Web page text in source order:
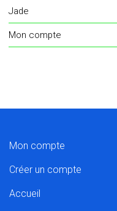
Jade
Mon compte
Mon compte
Créer un compte
Accueil